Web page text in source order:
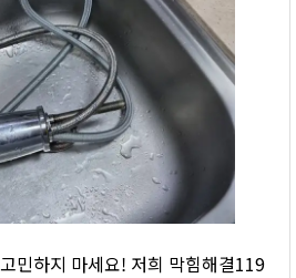
민하지 마세요! 저희 막힘해결119